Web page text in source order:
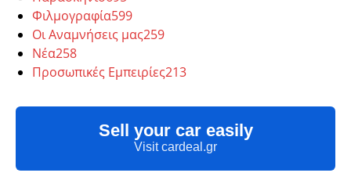
Φιλμογραφία599
Οι Αναμνήσεις μας259
Νέα258
Προσωπικές Εμπειρίες213
Sell your car easily
Visit cardeal.gr